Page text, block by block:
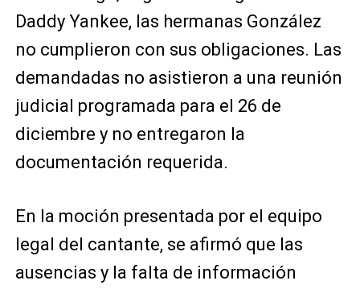
Daddy Yankee, las hermanas González
no cumplieron con sus obligaciones. Las
demandadas no asistieron a una reunión
judicial programada para el 26 de
diciembre y no entregaron la
documentación requerida.
En la moción presentada por el equipo
legal del cantante, se afirmó que las
ausencias y la falta de información